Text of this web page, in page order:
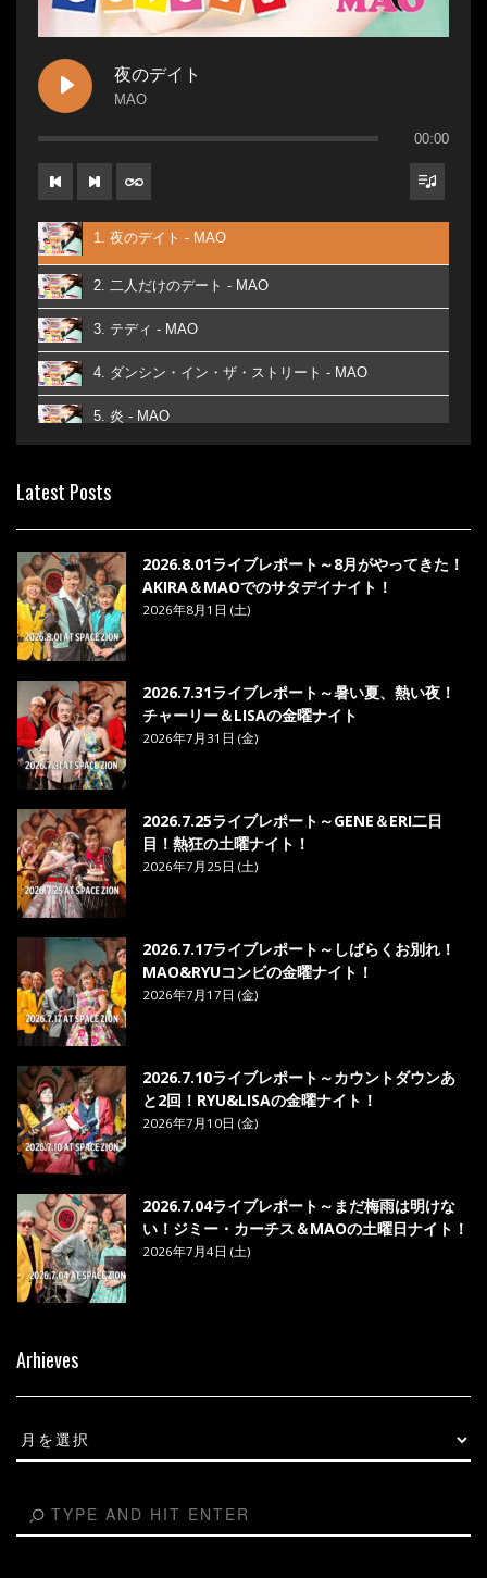
夜のデイト
MAO
00:00
1. 夜のデイト - MAO
2. 二人だけのデート - MAO
3. テディ - MAO
4. ダンシン・イン・ザ・ストリート - MAO
5. 炎 - MAO
7. ベストフレンド - MAO
Latest Posts
2026.8.01ライブレポート～8月がやってきた！
AKIRA＆MAOでのサタデイナイト！
2026年8月1日 (土)
2026.7.31ライブレポート～暑い夏、熱い夜！
チャーリー＆LISAの金曜ナイト
2026年7月31日 (金)
2026.7.25ライブレポート～GENE＆ERI二日
目！熱狂の土曜ナイト！
2026年7月25日 (土)
2026.7.17ライブレポート～しばらくお別れ！
MAO&RYUコンビの金曜ナイト！
2026年7月17日 (金)
2026.7.10ライブレポート～カウントダウンあ
と2回！RYU&LISAの金曜ナイト！
2026年7月10日 (金)
2026.7.04ライブレポート～まだ梅雨は明けな
い！ジミー・カーチス＆MAOの土曜日ナイト！
2026年7月4日 (土)
Arhieves
Arhieves